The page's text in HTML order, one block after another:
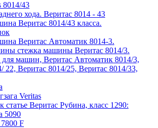
43
хода. Веритас 8014 - 43
Веритас 8014/43 класса.
Веритас Автоматик 8014-3.
стежка машины Веритас 8014/3.
машин, Веритас Автоматик 8014/3,
22, Веритас 8014/25, Веритас 8014/33,
Veritas
статье Веритас Рубина, класс 1290:
5090
F